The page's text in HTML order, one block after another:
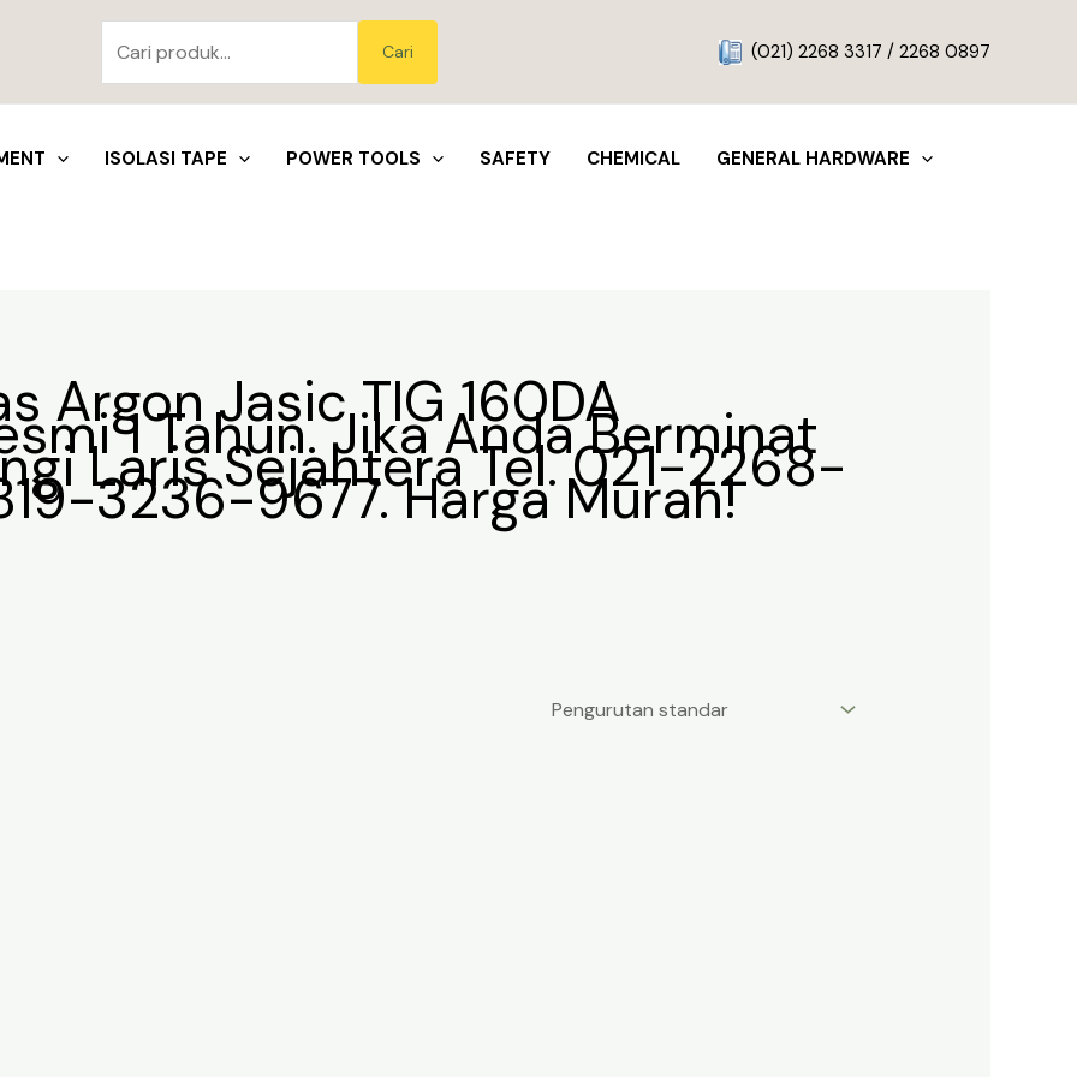
untuk:
Cari (021) 2268 3317 / 2268 0897
ISOLASI TAPE POWER TOOLS SAFETY CHEMICAL GENERAL HARDWARE
Argon Jasic TIG 160DA
1 Tahun. Jika Anda Berminat
Laris Sejahtera Tel. 021-2268-
3236-9677. Harga Murah!